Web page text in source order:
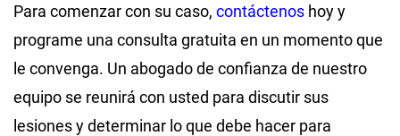
Para comenzar con su caso, contáctenos hoy y
programe una consulta gratuita en un momento que
le convenga. Un abogado de confianza de nuestro
equipo se reunirá con usted para discutir sus
lesiones y determinar lo que debe hacer para